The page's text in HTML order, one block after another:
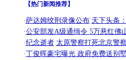
【热门新闻推荐】
·萨达姆绞刑录像公布 天下头条
·公安部发A级通缉令 5万悬红佛
·纪念逝者 太原警察打死北京警
·丁俊晖豪宅曝光 政府免费送别